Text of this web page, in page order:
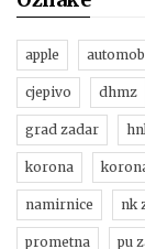
apple
cjepivo dhmz
grad zadar
korona
namirnice nk
prometna pu